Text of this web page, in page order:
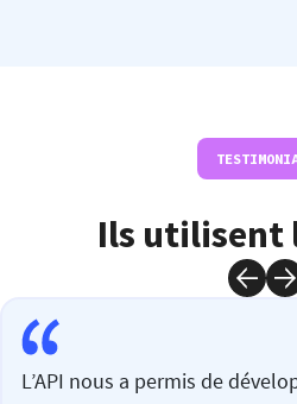
Ils utilisent
L’API nous a permis de